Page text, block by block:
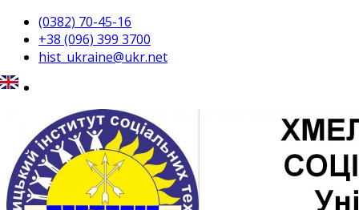
(0382) 70-45-16
+38 (096) 399 3700
hist_ukraine@ukr.net